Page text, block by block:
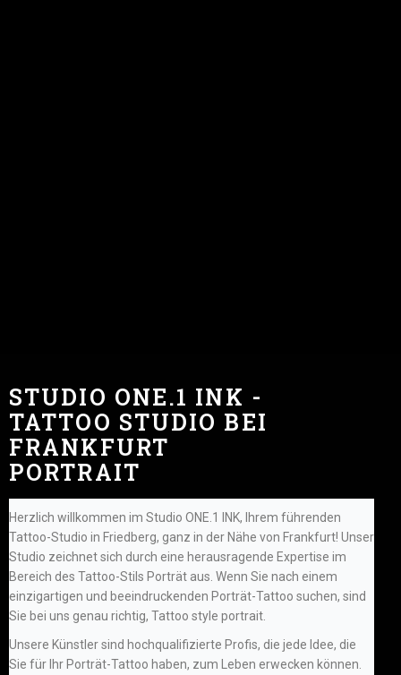
STUDIO ONE.1 INK -
TATTOO STUDIO BEI
FRANKFURT
PORTRAIT
Herzlich willkommen im Studio ONE.1 INK, Ihrem führenden
Tattoo-Studio in Friedberg, ganz in der Nähe von Frankfurt! Unser
Studio zeichnet sich durch eine herausragende Expertise im
Bereich des Tattoo-Stils Porträt aus. Wenn Sie nach einem
einzigartigen und beeindruckenden Porträt-Tattoo suchen, sind
Sie bei uns genau richtig, Tattoo style portrait.
Unsere Künstler sind hochqualifizierte Profis, die jede Idee, die
Sie für Ihr Porträt-Tattoo haben, zum Leben erwecken können.